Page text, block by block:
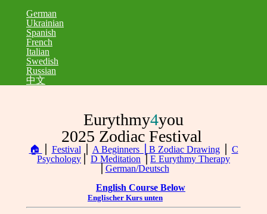
German
Ukrainian
Spanish
French
Italian
Swedish
Russian
中文
Eurythmy4you
2025 Zodiac Festival
🏠 Festival A Beginners ⎪ B Zodiac Drawing⎪ C
Psychology
D Meditation
E Eurythmy Therapy
German/Deutsch
English Course Below
Englischer Kurs unten